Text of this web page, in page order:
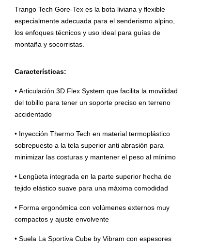
Trango Tech Gore-Tex es la bota liviana y flexible
especialmente adecuada para el senderismo alpino,
los enfoques técnicos y uso ideal para guías de
montaña y socorristas.
Características:
• Articulación 3D Flex System que facilita la movilidad
del tobillo para tener un soporte preciso en terreno
accidentado
• Inyección Thermo Tech en material termoplástico
sobrepuesto a la tela superior anti abrasión para
minimizar las costuras y mantener el peso al mínimo
• Lengüeta integrada en la parte superior hecha de
tejido elástico suave para una máxima comodidad
• Forma ergonómica con volúmenes externos muy
compactos y ajuste envolvente
• Suela La Sportiva Cube by Vibram con espesores